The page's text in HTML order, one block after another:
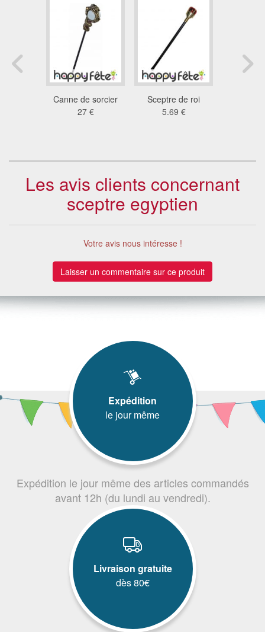
Canne de sorcier
27 €
Sceptre de roi
5.69 €
Les avis clients concernant
sceptre egyptien
Votre avis nous intéresse !
Laisser un commentaire sur ce produit
Expédition
le jour même
Expédition le jour même des articles commandés
avant 12h (du lundi au vendredi).
Livraison gratuite
dès 80€